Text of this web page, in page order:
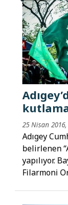
25 Nisan 2016,
Adıgey
belirlenen
yapılıyor.
Filarmoni